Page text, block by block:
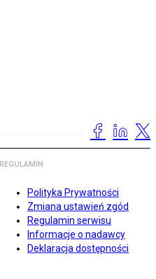
REGULAMIN
Polityka Prywatności
Zmiana ustawień zgód
Regulamin serwisu
Informacje o nadawcy
Deklaracja dostępności